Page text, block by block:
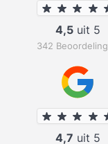
4,5uit 5
342
4,7 uit 5